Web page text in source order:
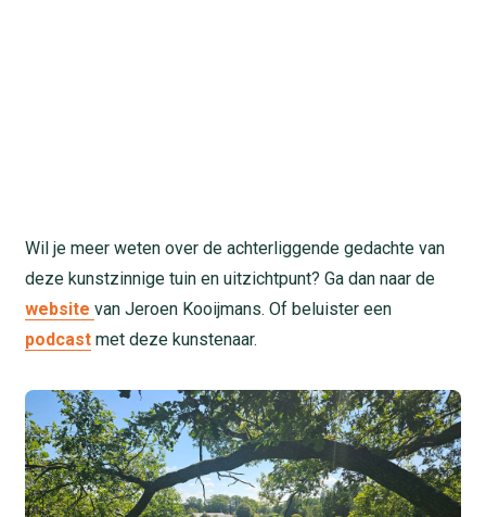
Wil je meer weten over de achterliggende gedachte van
deze kunstzinnige tuin en uitzichtpunt? Ga dan naar de
website van Jeroen Kooijmans. Of beluister een
podcast met deze kunstenaar.